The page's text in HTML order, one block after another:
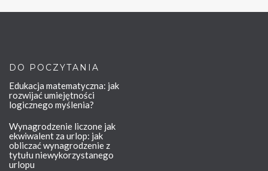
DO POCZYTANIA
Edukacja matematyczna: jak
rozwijać umiejętności
logicznego myślenia?
Wynagrodzenie liczone jak
ekwiwalent za urlop: jak
obliczać wynagrodzenie z
tytułu niewykorzystanego
urlopu